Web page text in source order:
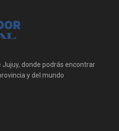
Jujuy, donde podrás encontrar
y del mundo